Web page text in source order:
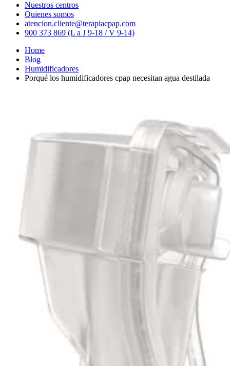
Nuestros centros
Quienes somos
atencion.cliente@terapiacpap.com
900 373 869 (L a J 9-18 / V 9-14)
Home
Blog
Humidificadores
Porqué los humidificadores cpap necesitan agua destilada